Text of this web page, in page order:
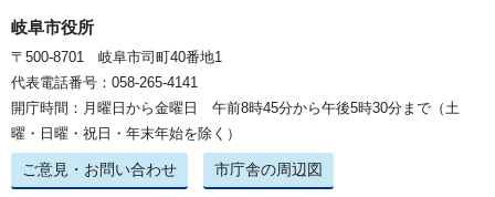
岐阜市役所
〒500-8701 岐阜市司町40番地1
代表電話番号：058-265-4141
開庁時間：月曜日から金曜日 午前8時45分から午後5時30分まで（土
曜・日曜・祝日・年末年始を除く）
ご意見・お問い合わせ 市庁舎の周辺図